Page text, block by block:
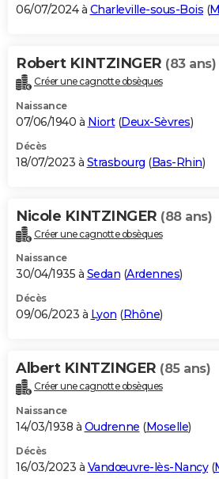
06/07/2024 à Charleville-sous-Bois (
Robert KINTZINGER (83 ans)
Créer une cagnotte obsèques
Naissance
07/06/1940 à Niort(Deux-Sèvres)
Décès
18/07/2023 à Strasbourg (Bas-Rhin)
Nicole KINTZINGER (88 ans)
Créer une cagnotte obsèques
Naissance
30/04/1935 à Sedan (Ardennes)
Décès
09/06/2023 à Lyon (Rhône)
Albert KINTZINGER (85 ans)
Créer une cagnotte obsèques
Naissance
14/03/1938 à Oudrenne (Moselle)
Décès
16/03/2023 à Vandœuvre-lès-Nancy(